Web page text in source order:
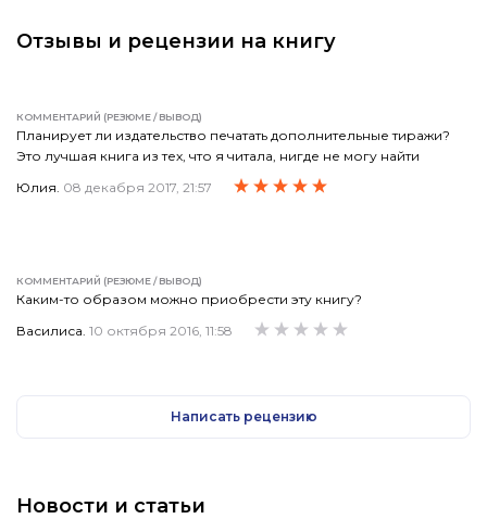
Отзывы и рецензии на книгу
КОММЕНТАРИЙ (РЕЗЮМЕ / ВЫВОД)
Планирует ли издательство печатать дополнительные тиражи?
Это лучшая книга из тех, что я читала, нигде не могу найти
Юлия. 08 декабря 2017, 21:57
КОММЕНТАРИЙ (РЕЗЮМЕ / ВЫВОД)
Каким-то образом можно приобрести эту книгу?
Василиса. 10 октября 2016, 11:58
Написать рецензию
Новости и статьи